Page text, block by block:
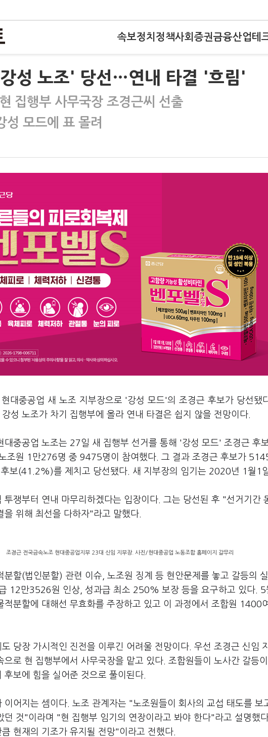
속보정치 정책사회 증권금융산업테
성 노조' 당선…연내 타결 '흐림'
집행부 사무국장 조경근씨 선출
성 모드에 표 몰려
대중공업 새 노조 지부장으로 '강성 모드'의 조경근 후보가 당선됐
성 노조가 차기 집행부에 올라 연내 타결은 쉽지 않을 전망이다.
대중공업 노조는 27일 새 집행부 선거를 통해 '강성 모드' 조경근 후
조원 1만276명 중 9475명이 참여했다. 그 결과 조경근 후보가
보(41.2%)를 제치고 당선됐다. 새 지부장의 임기는 2020년 1월1
투쟁부터 연내 마무리하겠다는 입장이다. 그는 당선된 후 "선거기간
을 위해 최선을 다하자"라고 말했다.
조경근 전국금속노조 현대중공업지부 23대 신임 지부장. 사진/현대중공업 노동조합 홈페이지 갈무리
분할(법인분할) 관련 이슈, 노조원 징계 등 현안문제를 놓고 갈등의
12만3526원 인상, 성과급 최소 250% 보장 등을 요구하고 있다. 5
적분할에 대해선 무효화를 주장하고 있고 이 과정에서 조합원 1400
당장 가시적인 진전을 이루긴 어려울 전망이다. 우선 조경근 신임
로 현 집행부에서 사무국장을 맡고 있다. 조합원들이 노사간 갈등
보에 힘을 실어준 것으로 풀이된다.
이어지는 셈이다. 노조 관계자는 "노조원들이 회사의 교섭 태도를 보
던 것"이라며 "현 집행부 임기의 연장이라고 봐야 한다"라고 설명했
현재의 기조가 유지될 전망"이라고 전했다.